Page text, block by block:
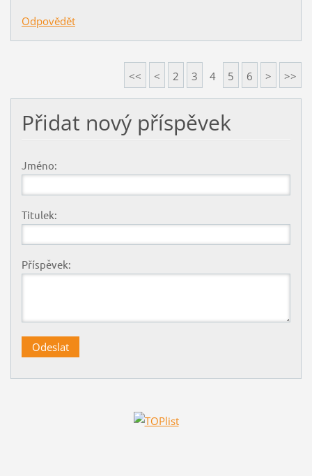
Odpovědět
<< < 2 3 4 5 6 > >>
Přidat nový příspěvek
Jméno:
Titulek:
Příspěvek: